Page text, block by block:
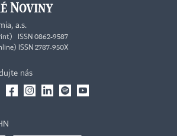
a.s.
ISSN 0862-9587
ISSN 2787-950X
nás